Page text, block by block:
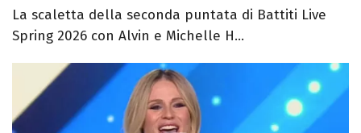
La scaletta della seconda puntata di Battiti Live
Spring 2026 con Alvin e Michelle H...